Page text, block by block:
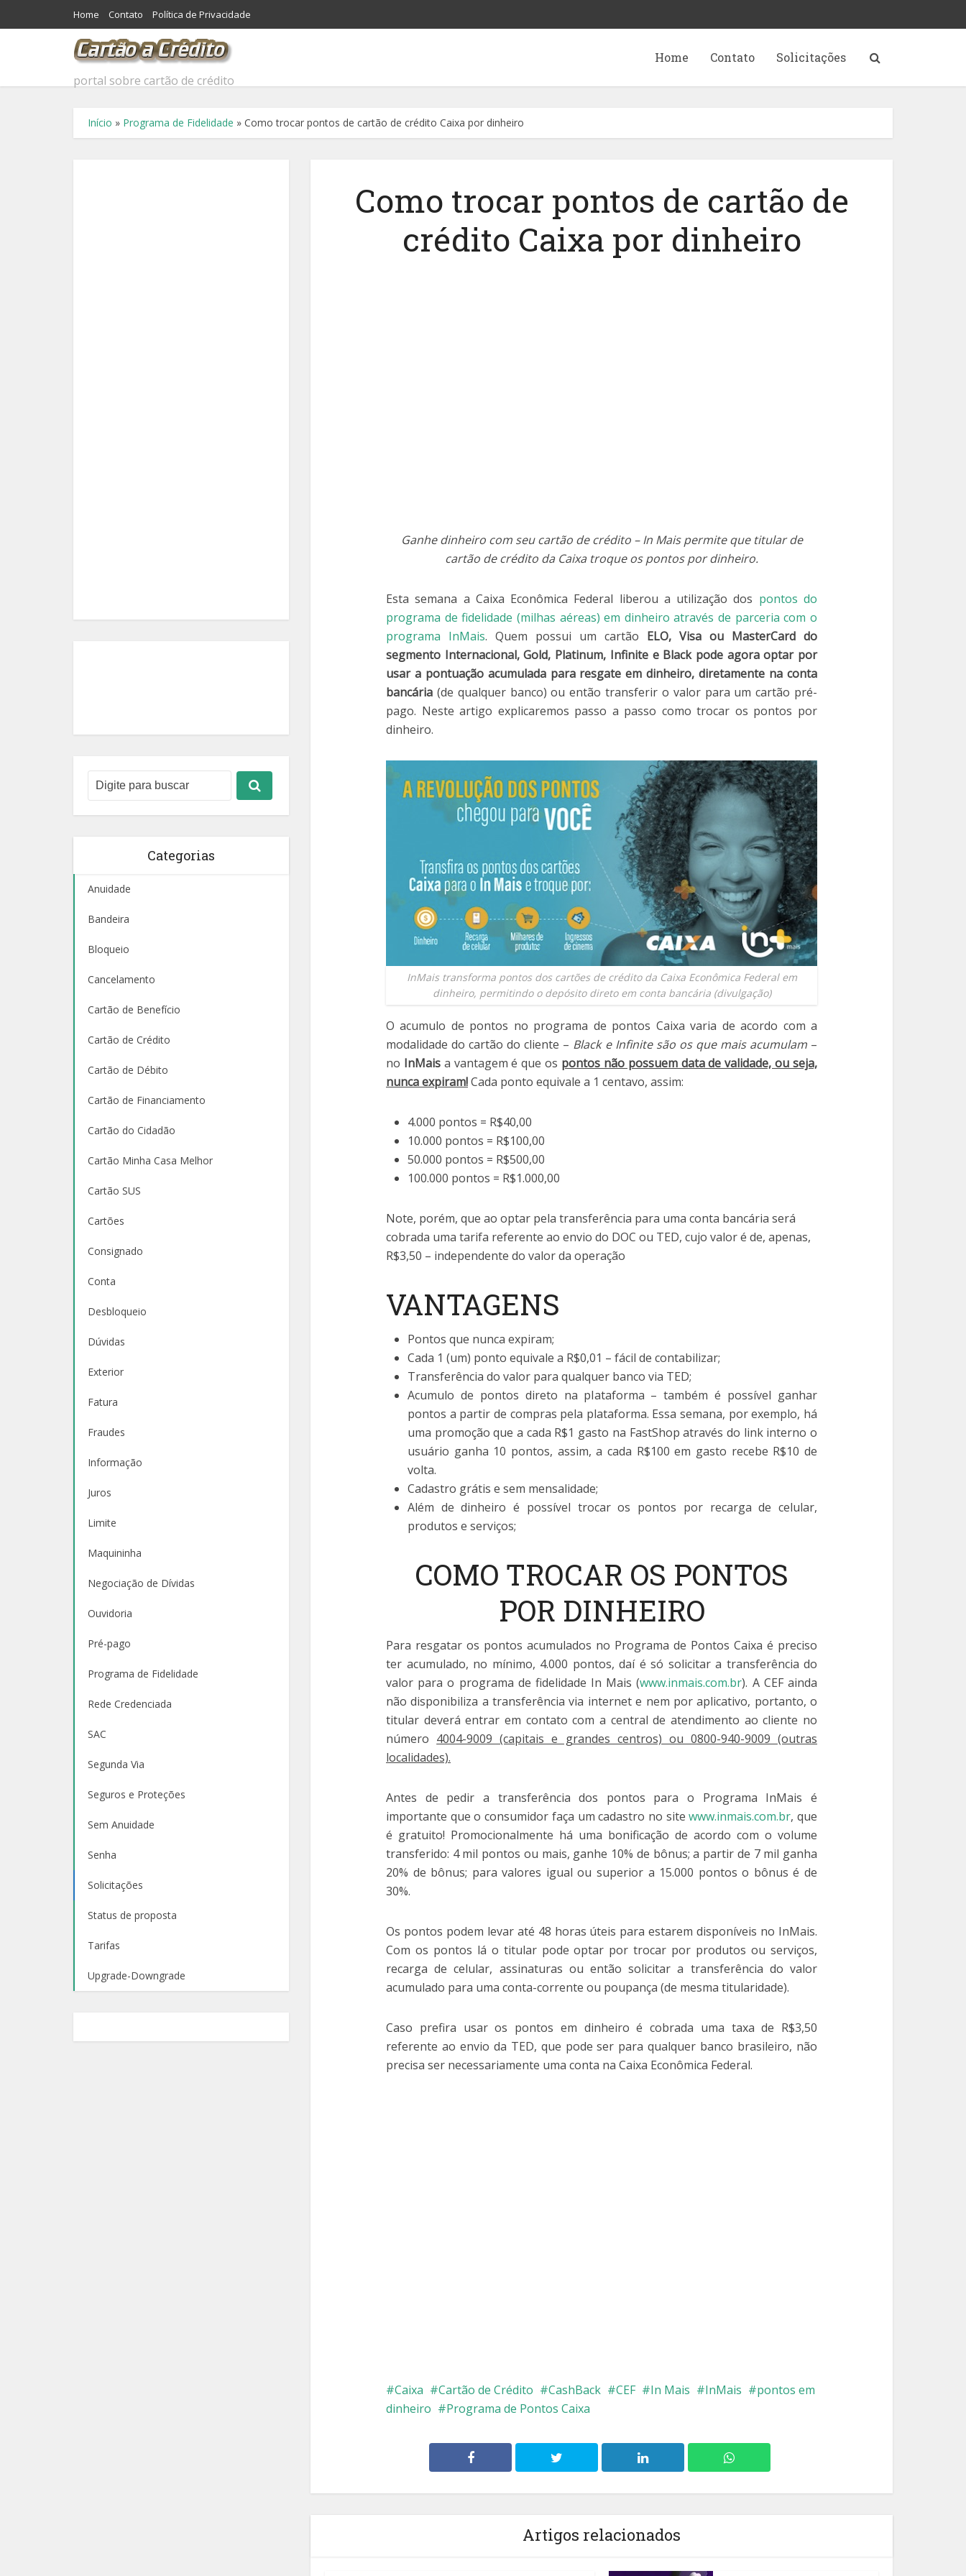
Home Contato Política de Privacidade
portal sobre cartão de crédito
Home Contato Solicitações
Início » Programa de Fidelidade » Como trocar pontos de cartão de crédito Caixa por dinheiro
Categorias
Anuidade
Bandeira
Bloqueio
Cancelamento
Cartão de Benefício
Cartão de Crédito
Cartão de Débito
Cartão de Financiamento
Cartão do Cidadão
Cartão Minha Casa Melhor
Cartão SUS
Cartões
Consignado
Conta
Desbloqueio
Dúvidas
Exterior
Fatura
Fraudes
Informação
Juros
Limite
Maquininha
Negociação de Dívidas
Ouvidoria
Pré-pago
Programa de Fidelidade
Rede Credenciada
SAC
Segunda Via
Seguros e Proteções
Sem Anuidade
Senha
Solicitações
Status de proposta
Tarifas
Upgrade-Downgrade
Como trocar pontos de cartão de
crédito Caixa por dinheiro
Ganhe dinheiro com seu cartão de crédito – In Mais permite que titular de
cartão de crédito da Caixa troque os pontos por dinheiro.
Esta semana a Caixa Econômica Federal liberou a utilização dos pontos do
programa de fidelidade (milhas aéreas) em dinheiro através de parceria com o
programa InMais. Quem possui um cartão ELO, Visa ou MasterCard do
segmento Internacional, Gold, Platinum, Infinite e Black pode agora optar por
usar a pontuação acumulada para resgate em dinheiro, diretamente na conta
bancária (de qualquer banco) ou então transferir o valor para um cartão pré-
pago. Neste artigo explicaremos passo a passo como trocar os pontos por
dinheiro.
InMais transforma pontos dos cartões de crédito da Caixa Econômica Federal em
dinheiro, permitindo o depósito direto em conta bancária (divulgação)
O acumulo de pontos no programa de pontos Caixa varia de acordo com a
modalidade do cartão do cliente – Black e Infinite são os que mais acumulam–
no InMaisa vantagem é que os pontos não possuem data de validade, ou seja,
nunca expiram!Cada ponto equivale a 1 centavo, assim:
4.000 pontos = R$40,00
10.000 pontos = R$100,00
50.000 pontos = R$500,00
100.000 pontos = R$1.000,00
Note, porém, que ao optar pela transferência para uma conta bancária será
cobrada uma tarifa referente ao envio do DOC ou TED, cujo valor é de, apenas,
R$3,50 – independente do valor da operação
VANTAGENS
Pontos que nunca expiram;
Cada 1 (um) ponto equivale a R$0,01 – fácil de contabilizar;
Transferência do valor para qualquer banco via TED;
Acumulo de pontos direto na plataforma – também é possível ganhar
pontos a partir de compras pela plataforma. Essa semana, por exemplo, há
uma promoção que a cada R$1 gasto na FastShop através do link interno o
usuário ganha 10 pontos, assim, a cada R$100 em gasto recebe R$10 de
volta.
Cadastro grátis e sem mensalidade;
Além de dinheiro é possível trocar os pontos por recarga de celular,
produtos e serviços;
COMO TROCAR OS PONTOS
POR DINHEIRO
Para resgatar os pontos acumulados no Programa de Pontos Caixa é preciso
ter acumulado, no mínimo, 4.000 pontos, daí é só solicitar a transferência do
valor para o programa de fidelidade In Mais (www.inmais.com.br). A CEF ainda
não disponibiliza a transferência via internet e nem por aplicativo, portanto, o
titular deverá entrar em contato com a central de atendimento ao cliente no
número 4004-9009 (capitais e grandes centros) ou 0800-940-9009 (outras
localidades).
Antes de pedir a transferência dos pontos para o Programa InMais é
importante que o consumidor faça um cadastro no sitewww.inmais.com.br, que
é gratuito! Promocionalmente há uma bonificação de acordo com o volume
transferido: 4 mil pontos ou mais, ganhe 10% de bônus; a partir de 7 mil ganha
20% de bônus; para valores igual ou superior a 15.000 pontos o bônus é de
30%.
Os pontos podem levar até 48 horas úteis para estarem disponíveis no InMais.
Com os pontos lá o titular pode optar por trocar por produtos ou serviços,
recarga de celular, assinaturas ou então solicitar a transferência do valor
acumulado para uma conta-corrente ou poupança (de mesma titularidade).
Caso prefira usar os pontos em dinheiro é cobrada uma taxa de R$3,50
referente ao envio da TED, que pode ser para qualquer banco brasileiro, não
precisa ser necessariamente uma conta na Caixa Econômica Federal.
Caixa Cartão de Crédito CashBack CEF In Mais InMais
pontos em
dinheiro
Programa de Pontos Caixa
Artigos relacionados